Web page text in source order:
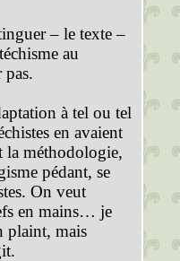
– le texte –
au
pas.
à tel ou tel
en avaient
méthodologie,
pédant, se
On veut
en mains… je
plaint, mais